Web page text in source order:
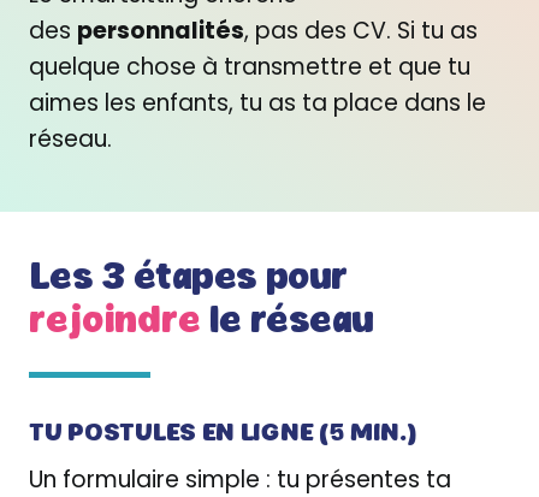
des personnalités, pas des CV. Si tu as
quelque chose à transmettre et que tu
aimes les enfants, tu as ta place dans le
réseau.
Les 3 étapes pour
rejoindre le réseau
TU POSTULES EN LIGNE (5 MIN.)
Un formulaire simple : tu présentes ta